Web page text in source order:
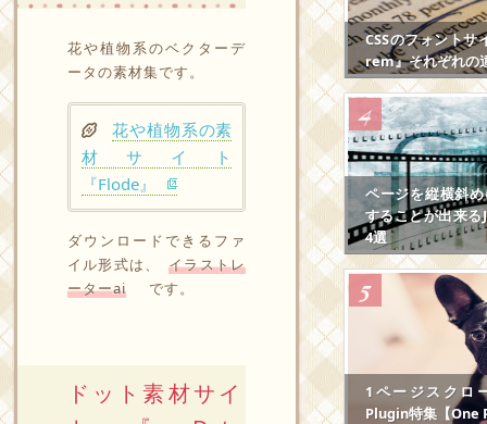
花や植物系のベクターデ
ータの素材集です。
花や植物系の素
材サイト
『Flode』
ダウンロードできるファ
イル形式は、
イラストレ
ーターai
です。
ドット素材サイ
CSSのフォント
rem』それぞれの
ページを縦横斜
することが出来
4選
1ページスクロ
Plugin特集【One